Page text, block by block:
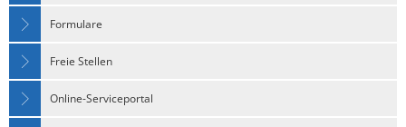
Formulare
Freie Stellen
Online-Serviceportal